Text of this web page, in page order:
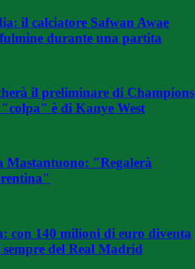
il calciatore Safwan Awae
durante una partita
il preliminare di Champions
è di Kanye West
Mastantuono: "Regalerà
con 140 milioni di euro diventa
del Real Madrid